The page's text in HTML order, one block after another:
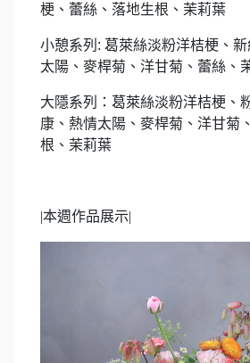
梗、蕾絲、落地生根、茉莉葉
小憩系列: 葛萊絲淡粉洋桔梗、
太陽、麥桿菊、洋甘菊、蕾絲、
大隱系列
：葛萊絲淡粉洋桔梗、
康、熱情太陽、麥桿菊、洋甘菊
根、茉莉葉
|本週作品展示|